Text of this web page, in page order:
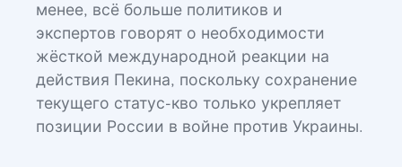
менее, всё больше политиков и
экспертов говорят о необходимости
жёсткой международной реакции на
действия Пекина, поскольку сохранение
текущего статус-кво только укрепляет
позиции России в войне против Украины.